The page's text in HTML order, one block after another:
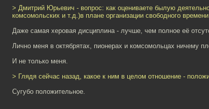
> Дмитрий Юрьевич - вопрос: как оцениваете былую
комсомольских и т.д.)в плане организации свободного
Даже самая херовая дисциплина - лучше, чем полное её
Лично меня в октябрятах, пионерах и комсомольцах ничему
И не только меня.
> Глядя сейчас назад, какое к ним в целом отношение -
Сугубо положительное.